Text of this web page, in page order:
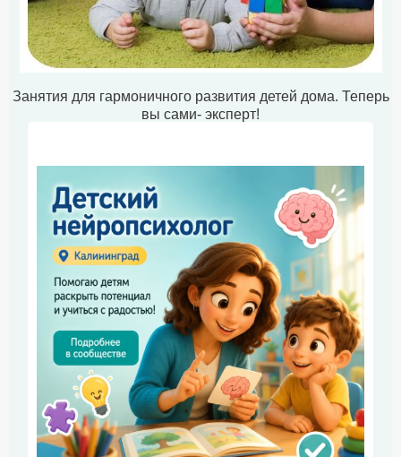
Занятия для гармоничного развития детей дома. Теперь
вы сами- эксперт!